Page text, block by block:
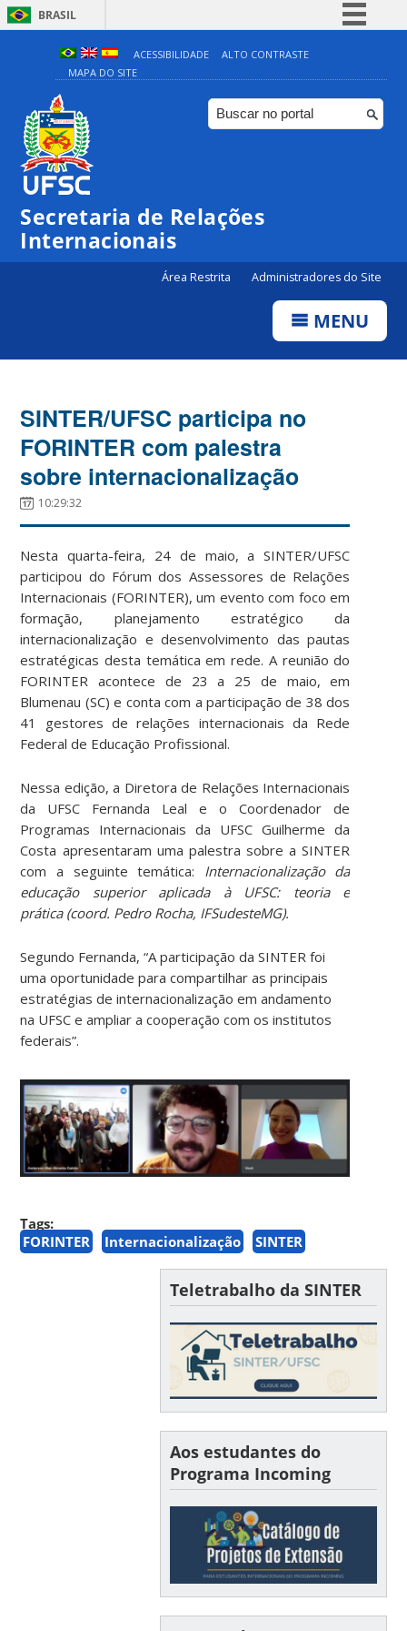
BRASIL
Simplifique!
Comunica BR
Participe
ACESSIBILIDADE
ALTO CONTRASTE
MAPA DO SITE
Secretaria de Relações
Internacionais
Área Restrita Administradores do Site
MENU
SINTER/UFSC participa no
FORINTER com palestra
sobre internacionalização
10:29:32
Nesta quarta-feira, 24 de maio, a SINTER/UFSC
participou do Fórum dos Assessores de Relações
Internacionais (FORINTER), um evento com foco em
formação, planejamento estratégico da
internacionalização e desenvolvimento das pautas
estratégicas desta temática em rede. A reunião do
FORINTER acontece de 23 a 25 de maio, em
Blumenau (SC) e conta com a participação de 38 dos
41 gestores de relações internacionais da Rede
Federal de Educação Profissional.
Nessa edição, a Diretora de Relações Internacionais
da UFSC Fernanda Leal e o Coordenador de
Programas Internacionais da UFSC Guilherme da
Costa apresentaram uma palestra sobre a SINTER
com a seguinte temática: Internacionalização da
educação superior aplicada à UFSC: teoria e
prática (coord. Pedro Rocha, IFSudesteMG).
Segundo Fernanda, “A participação da SINTER foi
uma oportunidade para compartilhar as principais
estratégias de internacionalização em andamento
na UFSC e ampliar a cooperação com os institutos
federais”.
Tags:
FORINTER
Internacionalização SINTER
Teletrabalho da SINTER
Aos estudantes do
Programa Incoming